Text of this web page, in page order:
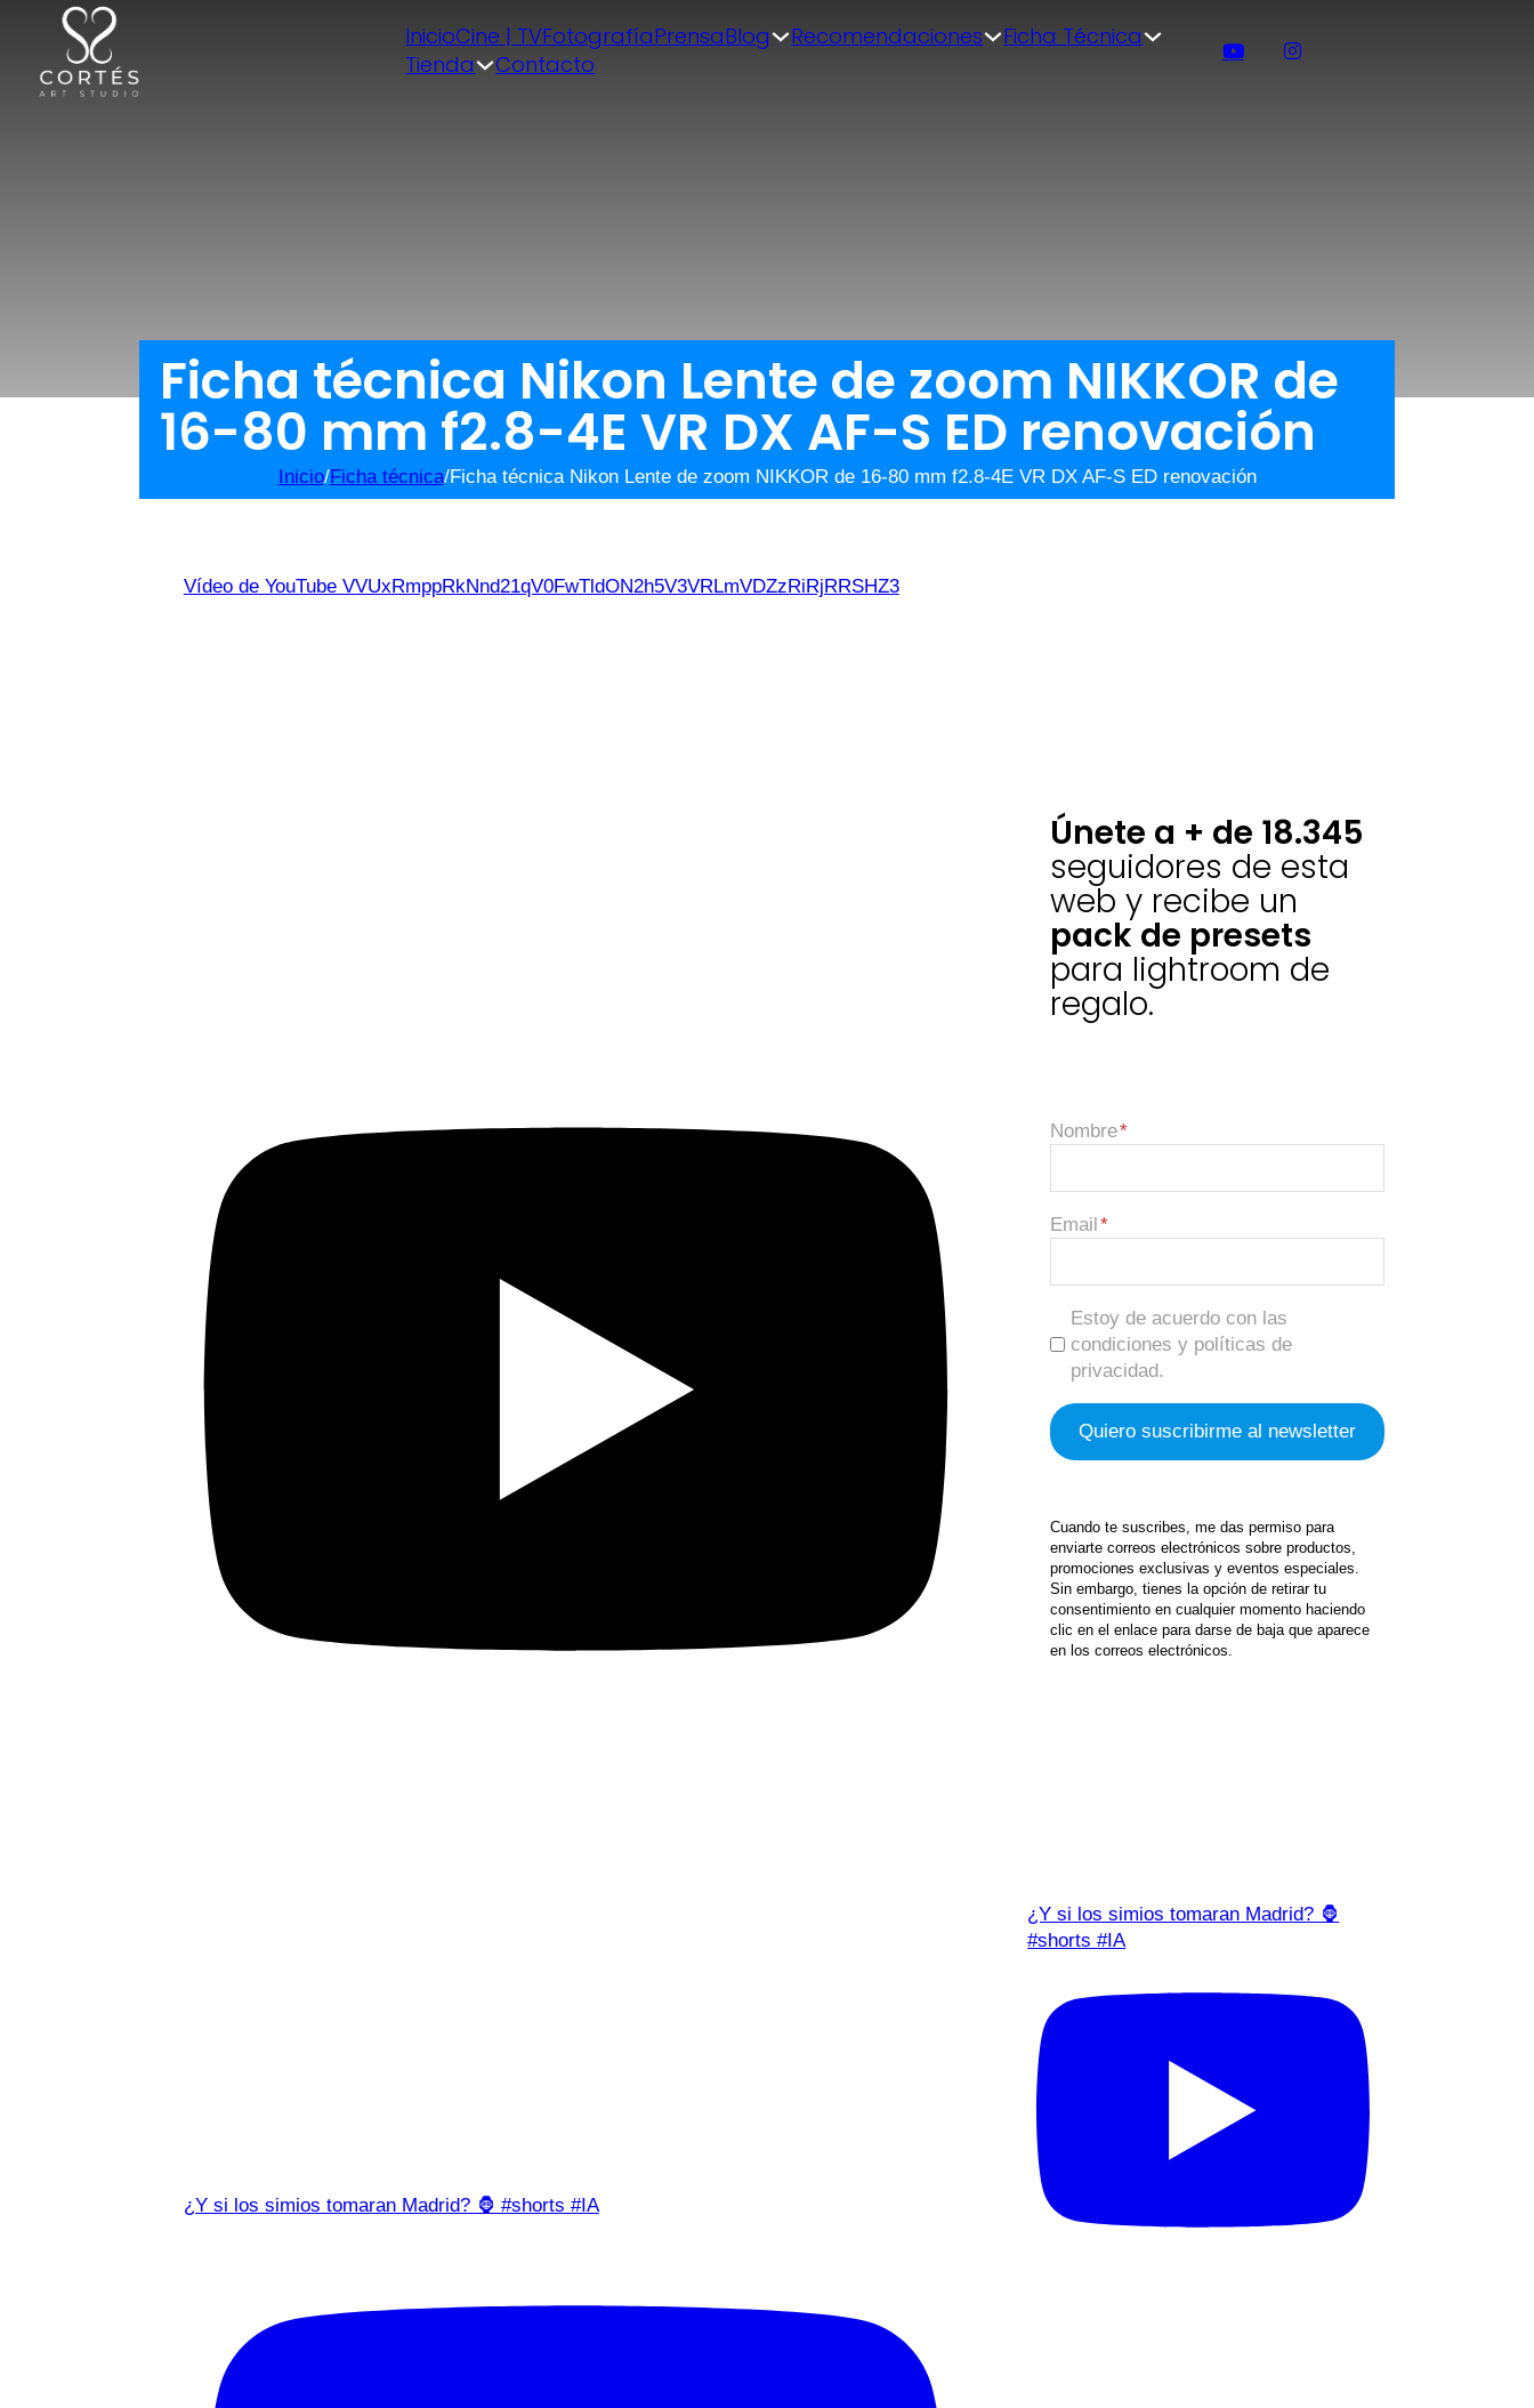
InicioCine | TVFotografíaPrensaBlog Recomendaciones
Ficha Técnica
Tienda
Contacto
Ficha técnica Nikon Lente de zoom NIKKOR de
16-80 mm f2.8-4E VR DX AF-S ED renovación
Inicio/Ficha técnica/Ficha técnica Nikon Lente de zoom NIKKOR de 16-80 mm f2.8-4E VR DX AF-S ED renovación
Vídeo de YouTube VVUxRmppRkNnd21qV0FwTldON2h5V3VRLmVDZzRiRjRRSHZ3
¿Y si los simios tomaran Madrid? 🦍 #shorts #IA
Únete a + de 18.345
seguidores de esta
web y recibe un
pack de presets
para lightroom de
regalo.
Nombre
Email
Estoy de acuerdo con las
condiciones y políticas de
privacidad.
Cuando te suscribes, me das permiso para
enviarte correos electrónicos sobre productos,
promociones exclusivas y eventos especiales.
Sin embargo, tienes la opción de retirar tu
consentimiento en cualquier momento haciendo
clic en el enlace para darse de baja que aparece
en los correos electrónicos.
¿Y si los simios tomaran Madrid? 🦍
#shorts #IA